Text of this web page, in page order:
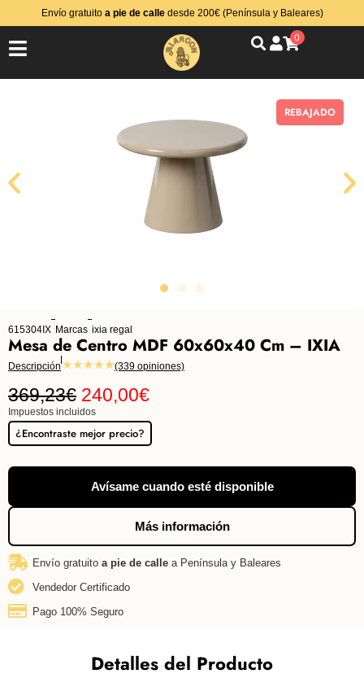
Envío gratuito a pie de calledesde 200€ (Península y Baleares)
0
REBAJADO
615304IX Marcas ixia regal
Mesa de Centro MDF 60x60x40 Cm – IXIA
Descripción ★★★★★(339 opiniones)
369,23€ 240,00€
Impuestos incluidos
¿Encontraste mejor precio?
Avísame cuando esté disponible
Más información
Envío gratuito a pie de calle a Península y Baleares
Vendedor Certificado
Pago 100% Seguro
Detalles del Producto